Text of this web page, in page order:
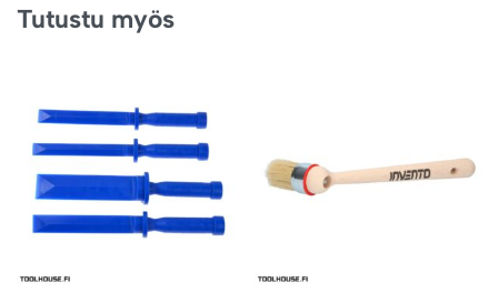
Tutustu myös